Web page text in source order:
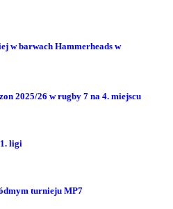
w barwach Hammerheads w
2025/26 w rugby 7 na 4. miejscu
ligi
turnieju MP7